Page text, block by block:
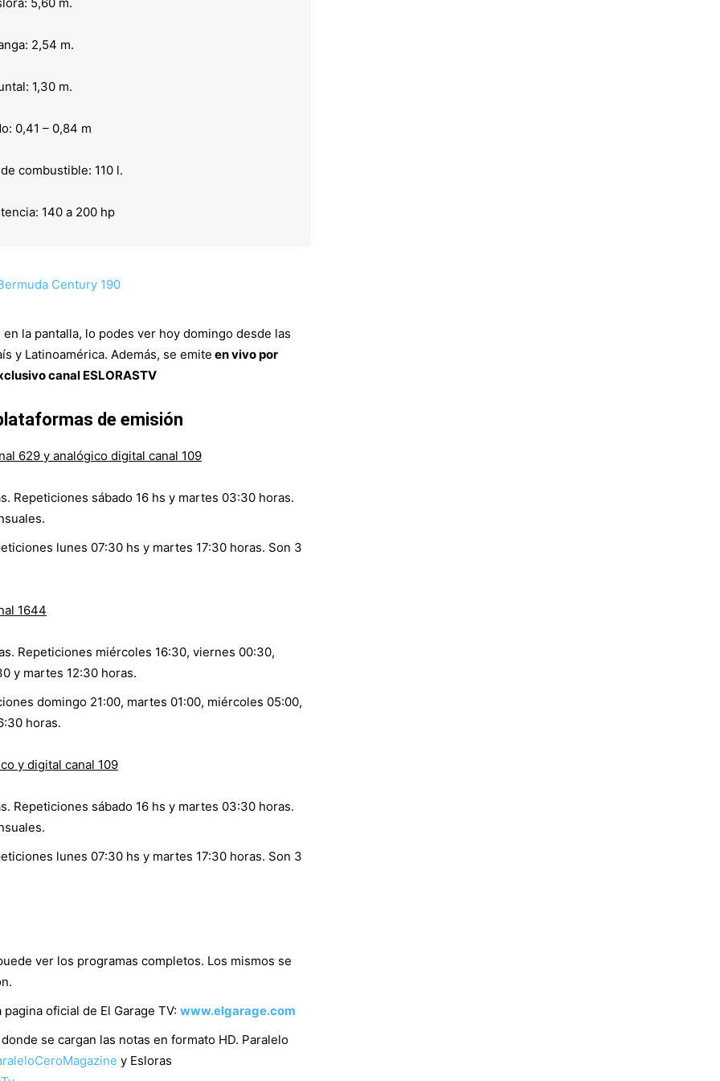
2,54 m.
1,30 m.
0,41 – 0,84 m
combustible: 110 l.
140 a 200 hp
la pantalla, lo podes ver hoy domingo desde las
y Latinoamérica. Además, se emite en vivo por
canal ESLORASTV
de emisión
629 y analógico digital canal 109
Repeticiones sábado 16 hs y martes 03:30 horas.
lunes 07:30 hs y martes 17:30 horas. Son 3
1644
Repeticiones miércoles 16:30, viernes 00:30,
y martes 12:30 horas.
domingo 21:00, martes 01:00, miércoles 05:00,
horas.
y digital canal 109
Repeticiones sábado 16 hs y martes 03:30 horas.
lunes 07:30 hs y martes 17:30 horas. Son 3
ver los programas completos. Los mismos se
oficial de El Garage TV: www.elgarage.com
se cargan las notas en formato HD. Paralelo
y Esloras